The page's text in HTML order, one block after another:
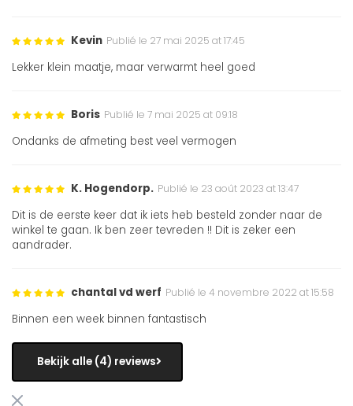
Kevin Publié le 27 mai 2025 at 17:45
Lekker klein maatje, maar verwarmt heel goed
Boris Publié le 7 mai 2025 at 09:18
Ondanks de afmeting best veel vermogen
K. Hogendorp. Publié le 23 août 2023 at 13:47
Dit is de eerste keer dat ik iets heb besteld zonder naar de
winkel te gaan. Ik ben zeer tevreden !! Dit is zeker een
aandrader.
chantal vd werf Publié le 4 novembre 2022 at 15:58
Binnen een week binnen fantastisch
Bekijk alle (4) reviews